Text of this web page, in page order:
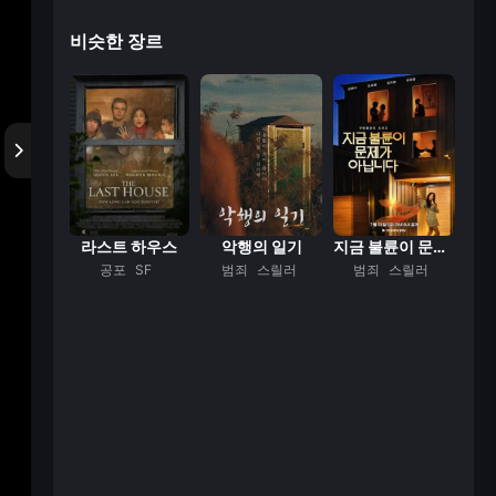
비슷한 장르
라스트 하우스
공포 SF
악행의 일기
범죄 스릴러
지금 불륜이 문제가...
범죄 스릴러